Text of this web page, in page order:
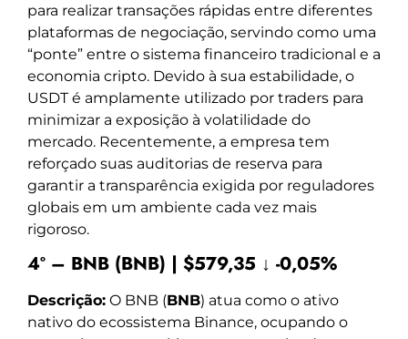
para realizar transações rápidas entre diferentes
plataformas de negociação, servindo como uma
“ponte” entre o sistema financeiro tradicional e a
economia cripto. Devido à sua estabilidade, o
USDT é amplamente utilizado por traders para
minimizar a exposição à volatilidade do
mercado. Recentemente, a empresa tem
reforçado suas auditorias de reserva para
garantir a transparência exigida por reguladores
globais em um ambiente cada vez mais
rigoroso.
4º – BNB (BNB) | $579,35 ↓ -0,05%
Descrição: O BNB (BNB) atua como o ativo
nativo do ecossistema Binance, ocupando o